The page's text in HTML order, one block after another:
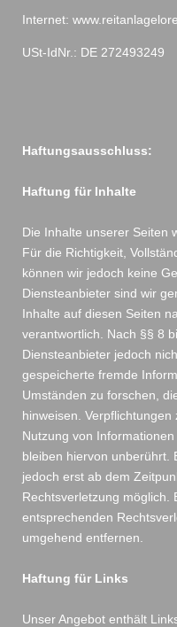
Internet:
USt-IdNr.: DE 272493249
Haftungsausschluss:
Haftung für Inhalte
Die Inhalte unserer Seiten
Für die Richtigkeit,
können wir jedoch keine
Diensteanbieter sind wir
Inhalte auf diesen Seiten
verantwortlich. Nach §§ 8
Diensteanbieter jedoch
gespeicherte fremde
Umständen zu forschen,
hinweisen.
Nutzung von
bleiben hiervon unberührt.
jedoch erst ab dem
Rechtsverletzung möglich.
entsprechenden
umgehend entfernen.
Haftung für Links
Unser Angebot enthält